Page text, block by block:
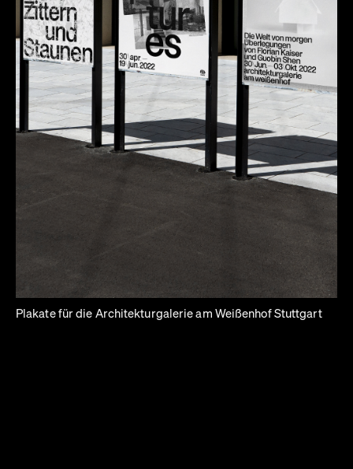
Plakate für die Architekturgalerie am Weißenhof Stuttgart